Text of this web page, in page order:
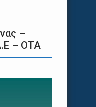
–
– ΟΤΑ